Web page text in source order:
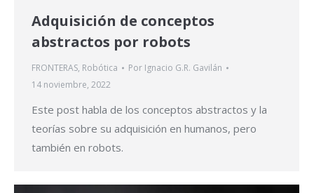
Adquisición de conceptos
abstractos por robots
FRONTERAS, Robótica Por Ignacio G.R. Gavilán
14 noviembre, 2022
Este post habla de los conceptos abstractos y la
teorías sobre su adquisición en humanos, pero
también en robots.